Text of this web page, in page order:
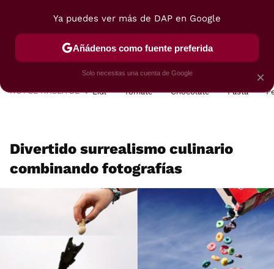
POSTRES VIAJES SELECCIÓN VEGUI
HOY SE HABLA DE Lidl Tomate Chocolate Pasta
Divertido surrealismo culinario
combinando fotografías
×
Ya puedes ver más de DAP en Google
Añádenos como fuente preferida
Solo necesitas una cuenta de Google